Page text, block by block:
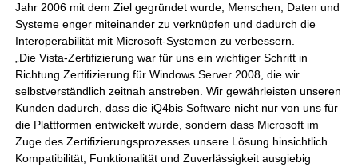
Jahr 2006 mit dem Ziel gegründet wurde, Menschen, Daten und
Systeme enger miteinander zu verknüpfen und dadurch die
Interoperabilität mit Microsoft-Systemen zu verbessern.
„Die Vista-Zertifizierung war für uns ein wichtiger Schritt in
Richtung Zertifizierung für Windows Server 2008, die wir
selbstverständlich zeitnah anstreben. Wir gewährleisten unseren
Kunden dadurch, dass die iQ4bis Software nicht nur von uns für
die Plattformen entwickelt wurde, sondern dass Microsoft im
Zuge des Zertifizierungsprozesses unsere Lösung hinsichtlich
Kompatibilität, Funktionalität und Zuverlässigkeit ausgiebig